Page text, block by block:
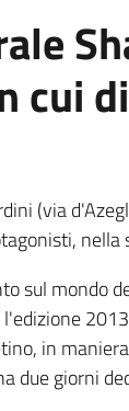
cui
(via
sul mondo
in
due giorni